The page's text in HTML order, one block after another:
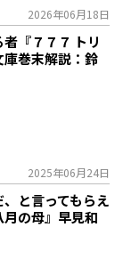
2026年06月18日
――『７７７ トリ
巻末解説：鈴
2025年06月24日
、と言ってもらえ
月の母』早見和